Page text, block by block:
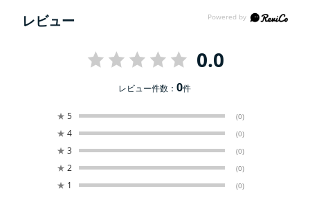
レビュー
0.0
レビュー件数：0件
★ 5 (0)
★ 4 (0)
★ 3 (0)
★ 2 (0)
★ 1 (0)